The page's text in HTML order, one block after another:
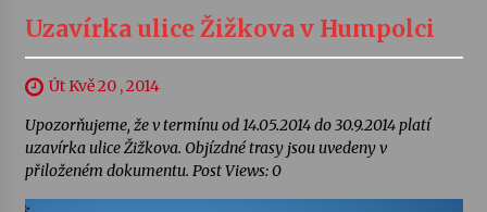
Uzavírka ulice Žižkova v Humpolci
Út Kvě 20 , 2014
Upozorňujeme, že v termínu od 14.05.2014 do 30.9.2014 platí
uzavírka ulice Žižkova. Objízdné trasy jsou uvedeny v
přiloženém dokumentu. Post Views: 0